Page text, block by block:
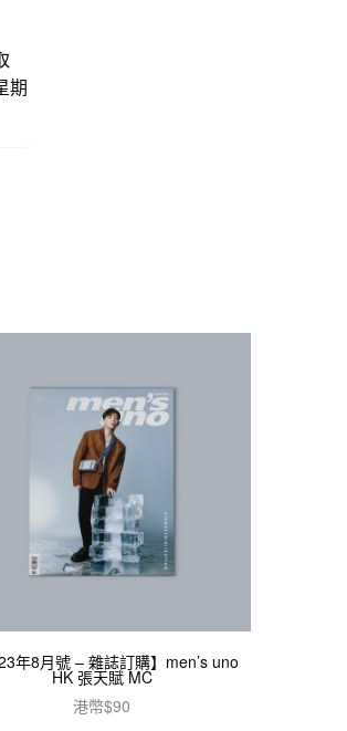
期
年8月號 – 雜誌訂購】men’s uno
HK 張天賦 MC
港幣$90